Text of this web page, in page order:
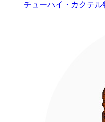
チューハイ・カクテル